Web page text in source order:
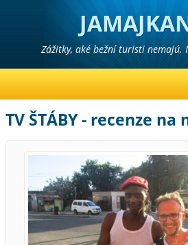
Zážitky, aké bežní turisti nemajú.
TV ŠTÁBY - recenze na